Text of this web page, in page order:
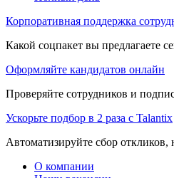
Корпоративная поддержка
Какой соцпакет вы предлагаете
Оформляйте кандидатов онлайн
Проверяйте сотрудников и
Ускорьте подбор в 2 раза с Talantix
Автоматизируйте сбор откликов,
О компании